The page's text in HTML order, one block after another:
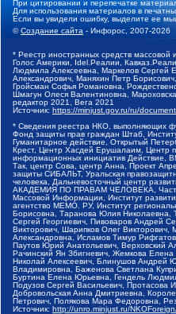
При цитировании и перепечатке
Для использования материалов в
Если вы увидели ошибку, выделите ее
©Создание сайта - Инфорос, 2007-2026
* Реестр иностранных средств
Голос Америки, Idel.Реалии,
Людмила Алексеевна, Маркелов Сергей
Александрович, Маняхин Петр
Гройсман Софья Романовна,
Шмагун Олеся Валентиновна,
редактор 2021, Вега 2021
Источник: https://minjust.gov.ru/ru/
* Сведения реестра НКО, выполняющих
Фонд защиты прав граждан Штаб,
Гуманитарное действие, Открытый
Крест, Центр Хасдей Ерушалаим, Центр
информационных инициатив Действие,
Так, центр Сова, центр Анна, Проект
защиты СИБАЛЬТ, Уральская
человека, Дальневосточный центр
АКАДЕМИЯ ПО ПРАВАМ ЧЕЛОВЕКА,
Массовой Информации, Институт
агентство МЕМО. РУ, Институт
Борисовна, Таранова Юлия Николаевна,
Сергей Георгиевич, Пивоваров Андрей
Викторович, Шарипков Олег
Александровна, Исламов Тимур
Паутов Юрий Анатольевич, Верховский
Рачинский Ян Збигневич, Жемкова
Николай Алексеевич, Блинушов Андрей
Владимировна, Баженова Светлана
Буртина Елена Юрьевна, Гендель
Подузов Сергей Васильевич, Протасова
Добровольская Анна Дмитриевна,
Петрович, Полякова Мара Федоровна,
Источник: http://unro.minjust.ru/